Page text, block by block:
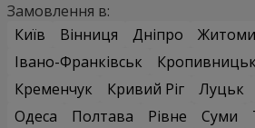
Замовлення в:
Київ
Вінниця Дніпро
Івано-Франківськ
Кременчук
Кривий Ріг Луцьк
Одеса
Полтава Рівне Суми